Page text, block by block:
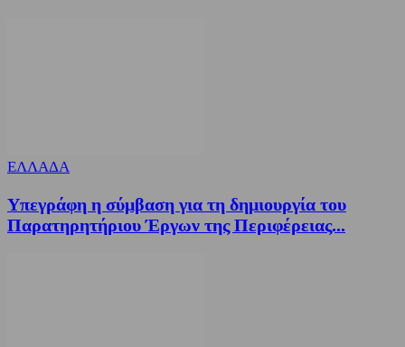
ΕΛΛΑΔΑ
Υπεγράφη η σύμβαση για τη δημιουργία του
Παρατηρητήριου Έργων της Περιφέρειας...